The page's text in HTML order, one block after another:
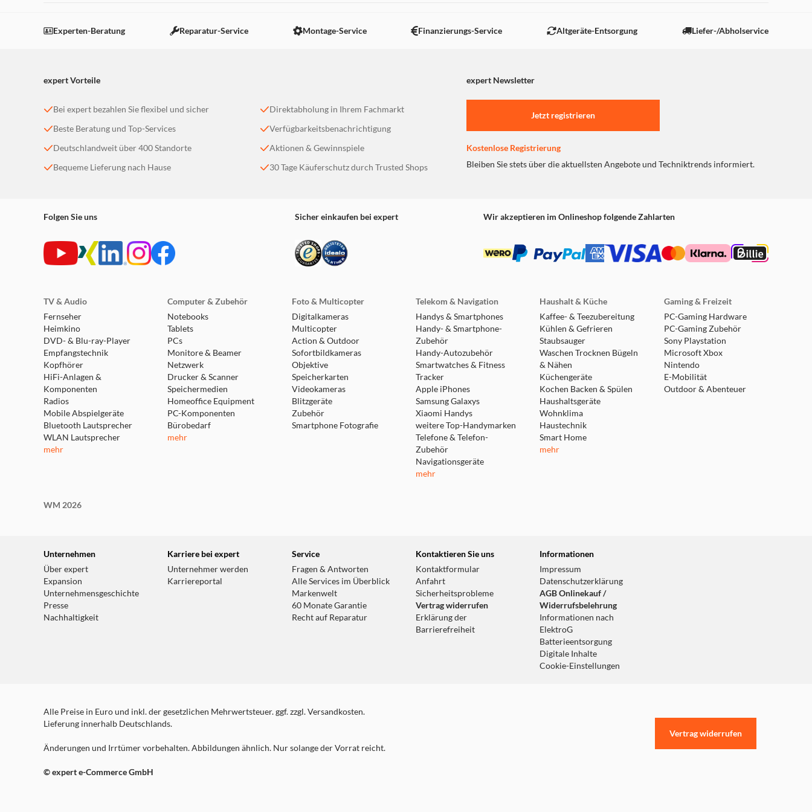
Experten-Beratung Reparatur-Service Montage-Service Finanzierungs-Service Altgeräte-Entsorgung Liefer-/Abholservice
expert Vorteile expert Newsletter
Bei expert bezahlen Sie flexibel und sicher
Beste Beratung und Top-Services
Deutschlandweit über 400 Standorte
Bequeme Lieferung nach Hause
Direktabholung in Ihrem Fachmarkt
Verfügbarkeitsbenachrichtigung
Aktionen & Gewinnspiele
30 Tage Käuferschutz durch Trusted Shops
Jetzt registrieren
Kostenlose Registrierung
Bleiben Sie stets über die aktuellsten Angebote und Techniktrends informiert.
Folgen Sie uns Sicher einkaufen bei expert Wir akzeptieren im Onlineshop folgende Zahlarten
TV & Audio
Fernseher
Heimkino
DVD- & Blu-ray-Player
Empfangstechnik
Kopfhörer
HiFi-Anlagen &
Komponenten
Radios
Mobile Abspielgeräte
Bluetooth Lautsprecher
WLAN Lautsprecher
mehr
Computer & Zubehör
Notebooks
Tablets
PCs
Monitore & Beamer
Netzwerk
Drucker & Scanner
Speichermedien
Homeoffice Equipment
PC-Komponenten
Bürobedarf
mehr
Foto & Multicopter
Digitalkameras
Multicopter
Action & Outdoor
Sofortbildkameras
Objektive
Speicherkarten
Videokameras
Blitzgeräte
Zubehör
Smartphone Fotografie
Telekom & Navigation
Handys & Smartphones
Handy- & Smartphone-
Zubehör
Handy-Autozubehör
Smartwatches & Fitness
Tracker
Apple iPhones
Samsung Galaxys
Xiaomi Handys
weitere Top-Handymarken
Telefone & Telefon-
Zubehör
Navigationsgeräte
mehr
Haushalt & Küche
Kaffee- & Teezubereitung
Kühlen & Gefrieren
Staubsauger
Waschen Trocknen Bügeln
& Nähen
Küchengeräte
Kochen Backen & Spülen
Haushaltsgeräte
Wohnklima
Haustechnik
Smart Home
mehr
Gaming & Freizeit
PC-Gaming Hardware
PC-Gaming Zubehör
Sony Playstation
Microsoft Xbox
Nintendo
E-Mobilität
Outdoor & Abenteuer
WM 2026
Unternehmen
Über expert
Expansion
Unternehmensgeschichte
Presse
Nachhaltigkeit
Karriere bei expert
Unternehmer werden
Karriereportal
Service
Fragen & Antworten
Alle Services im Überblick
Markenwelt
60 Monate Garantie
Recht auf Reparatur
Kontaktieren Sie uns
Kontaktformular
Anfahrt
Sicherheitsprobleme
Vertrag widerrufen
Erklärung der
Barrierefreiheit
Informationen
Impressum
Datenschutzerklärung
AGB Onlinekauf /
Widerrufsbelehrung
Informationen nach
ElektroG
Batterieentsorgung
Digitale Inhalte
Cookie-Einstellungen
Alle Preise in Euro und inkl. der gesetzlichen Mehrwertsteuer. ggf. zzgl. Versandkosten.
Lieferung innerhalb Deutschlands.
Änderungen und Irrtümer vorbehalten. Abbildungen ähnlich. Nur solange der Vorrat reicht.
© expert e-Commerce GmbH
Vertrag widerrufen